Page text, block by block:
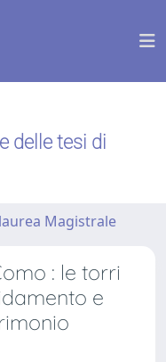
delle tesi di
Magistrale
: le torri
e